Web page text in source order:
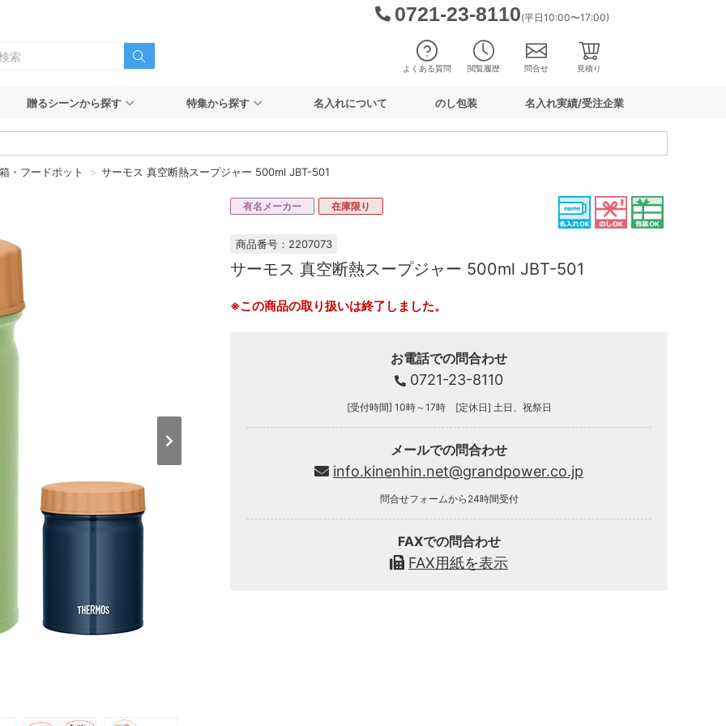
0721-23-8110(平日10:00〜17:00)
よくある質問 閲覧履歴 問合せ 見積り
贈るシーンから探す 特集から探す 名入れについて のし包装 名入れ実績/受注企業
・フードポット サーモス 真空断熱スープジャー 500ml JBT-501
有名メーカー 在庫限り
商品番号：2207073
サーモス 真空断熱スープジャー 500ml JBT-501
※この商品の取り扱いは終了しました。
お電話での問合わせ
0721-23-8110
[受付時間] 10時～17時 [定休日] 土日、祝祭日
メールでの問合わせ
info.kinenhin.net@grandpower.co.jp
問合せフォームから24時間受付
FAXでの問合わせ
FAX用紙を表示